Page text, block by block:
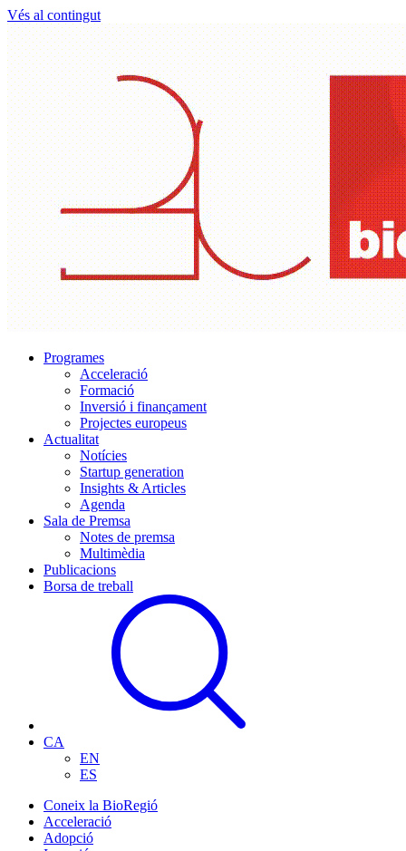
Vés al contingut
Programes
Acceleració
Formació
Inversió i finançament
Projectes europeus
Actualitat
Notícies
Startup generation
Insights & Articles
Agenda
Sala de Premsa
Notes de premsa
Multimèdia
Publicacions
Borsa de treball
CA
EN
ES
Coneix la BioRegió
Acceleració
Adopció